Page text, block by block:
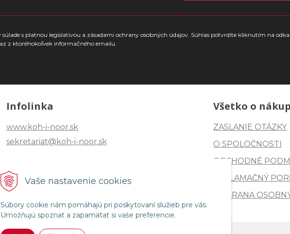
Vaše nastavenie cookies
Súbory cookie nám pomáhajú pri poskytovaní služieb pre vás.
Umožňujú spoznať a zapamätať si vaše preferencie.
s platnou legislatívou a zásadami ochrany osobných údajov. Súhlas potvrdíte kliknutím na
z ktoréhokoľvek informačného emailu.
Infolinka
www.koh-i-noor.sk
sekretariat@koh-i-noor.sk
Tel: +421 2 40252101
Fax: +421 2 44872870
Všetko o
ZASLANIE OTÁZKY
O SPOLOČNOSTI
OBCHODNÉ
REKLAMAČNÝ
OCHRANA